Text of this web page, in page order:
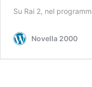
Su Rai 2, nel
Novella 2000